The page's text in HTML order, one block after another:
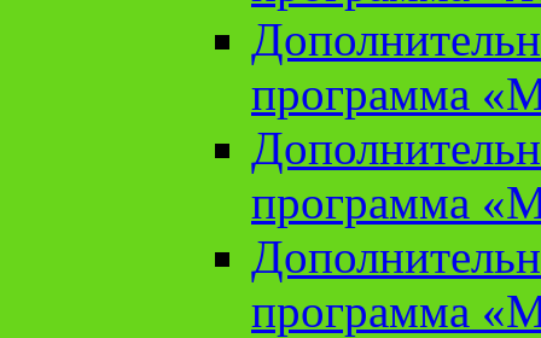
программа
программа
программа